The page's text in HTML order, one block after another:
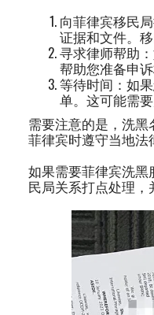
向菲律宾移民
证据和文件。
寻求律师帮助
帮助您准备申
等待时间：如
单。这可能需
需要注意的是，洗
菲律宾时遵守当地法
如果需要菲律宾洗
民局关系打点处理，